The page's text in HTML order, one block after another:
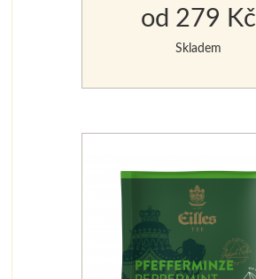
od 279 Kč
Skladem